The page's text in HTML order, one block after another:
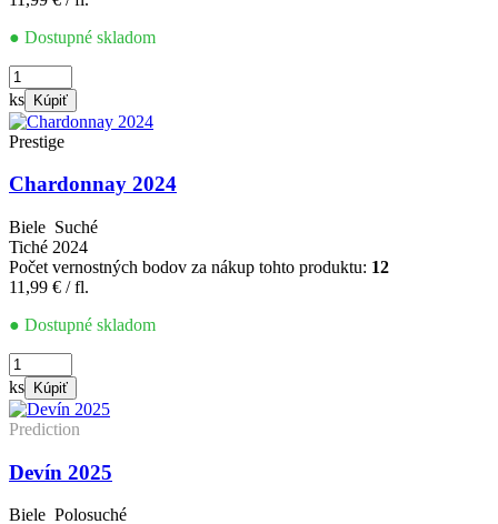
● Dostupné skladom
množstvo
Chardonnay
2023
ks Kúpiť
Prestige
Chardonnay 2024
Biele Suché
Tiché 2024
Počet vernostných bodov za nákup tohto produktu: 12
11,99 € / fl.
● Dostupné skladom
množstvo
Chardonnay
2024
ks Kúpiť
Prediction
Devín 2025
Biele Polosuché